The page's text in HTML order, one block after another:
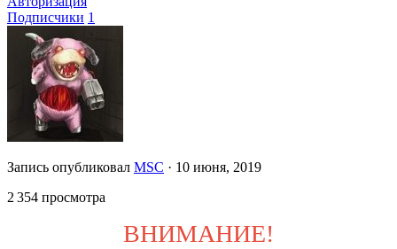
Подписчики 1
Запись опубликовал MSC · 10 июня, 2019
2 354 просмотра
ВНИМАНИЕ!